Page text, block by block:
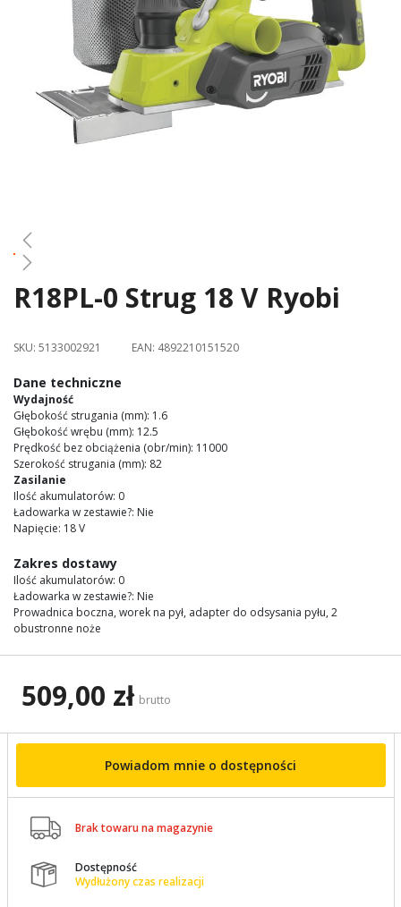
Skip
beginning
the
images
gallery
R18PL-0 Strug 18 V Ryobi
SKU: 5133002921 EAN: 4892210151520
Dane techniczne
Wydajność
Głębokość strugania (mm): 1.6
Głębokość wrębu (mm): 12.5
Prędkość bez obciążenia (obr/min): 11000
Szerokość strugania (mm): 82
Zasilanie
Ilość akumulatorów: 0
Ładowarka w zestawie?: Nie
Napięcie: 18 V
Zakres dostawy
Ilość akumulatorów: 0
Ładowarka w zestawie?: Nie
Prowadnica boczna, worek na pył, adapter do odsysania pyłu, 2
obustronne noże
509,00 zł brutto
Powiadom mnie o dostępności
 Brak towaru na magazynie

Dostępność
Wydłużony czas realizacji